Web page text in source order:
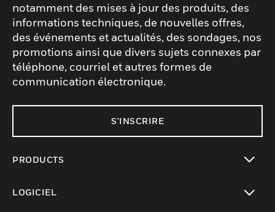
notamment des mises à jour des produits, des
informations techniques, de nouvelles offres,
des événements et actualités, des sondages, nos
promotions ainsi que divers sujets connexes par
téléphone, courriel et autres formes de
communication électronique.
S'INSCRIRE
PRODUCTS
LOGICIEL